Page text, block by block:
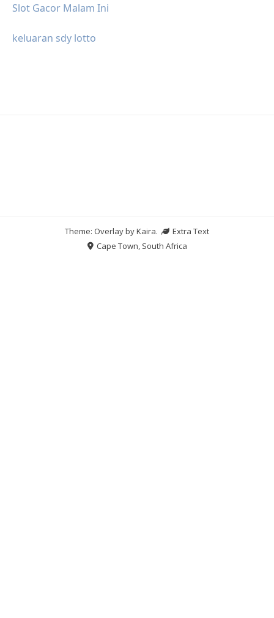
Slot Gacor Malam Ini
keluaran sdy lotto
Theme: Overlay byKaira.
Extra Text
Cape Town, South Africa